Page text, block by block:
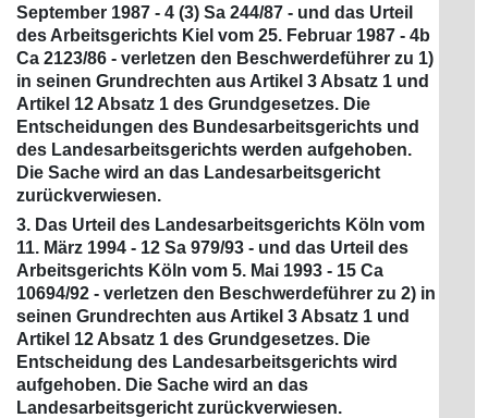
September 1987 - 4 (3) Sa 244/87 - und das Urteil
des Arbeitsgerichts Kiel vom 25. Februar 1987 - 4b
Ca 2123/86 - verletzen den Beschwerdeführer zu 1)
in seinen Grundrechten aus Artikel 3 Absatz 1 und
Artikel 12 Absatz 1 des Grundgesetzes. Die
Entscheidungen des Bundesarbeitsgerichts und
des Landesarbeitsgerichts werden aufgehoben.
Die Sache wird an das Landesarbeitsgericht
zurückverwiesen.
3. Das Urteil des Landesarbeitsgerichts Köln vom
11. März 1994 - 12 Sa 979/93 - und das Urteil des
Arbeitsgerichts Köln vom 5. Mai 1993 - 15 Ca
10694/92 - verletzen den Beschwerdeführer zu 2) in
seinen Grundrechten aus Artikel 3 Absatz 1 und
Artikel 12 Absatz 1 des Grundgesetzes. Die
Entscheidung des Landesarbeitsgerichts wird
aufgehoben. Die Sache wird an das
Landesarbeitsgericht zurückverwiesen.